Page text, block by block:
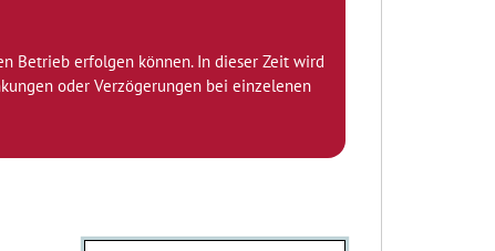
Betrieb erfolgen können. In dieser Zeit wird
oder Verzögerungen bei einzelenen